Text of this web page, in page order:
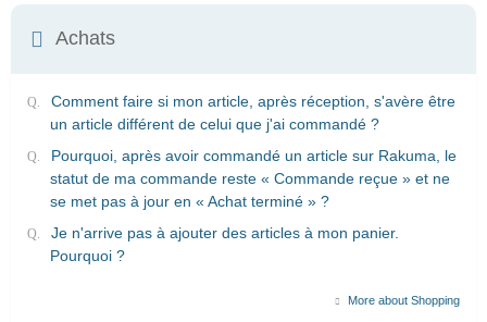
Achats
Comment faire si mon article, après réception, s'avère être
un article différent de celui que j'ai commandé ?
Pourquoi, après avoir commandé un article sur Rakuma, le
statut de ma commande reste « Commande reçue » et ne
se met pas à jour en « Achat terminé » ?
Je n'arrive pas à ajouter des articles à mon panier.
Pourquoi ?
More about Shopping